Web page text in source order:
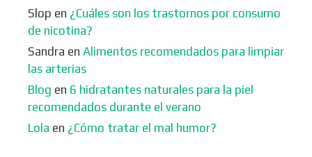
Slop en ¿Cuáles son los trastornos por consumo
de nicotina?
Sandra en Alimentos recomendados para limpiar
las arterias
Blog en 6 hidratantes naturales para la piel
recomendados durante el verano
Lola en ¿Cómo tratar el mal humor?